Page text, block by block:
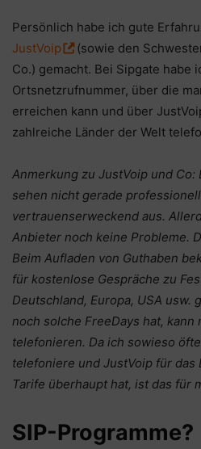
Persönlich habe ich gute
JustVoip
(sowie den
Co.) gemacht. Bei Sipgate habe
Ortsnetzrufnummer, über die
erreichen kann und über
zahlreiche Länder der Welt
Anmerkung zu JustVoip und
sehen nicht gerade
vertrauenserweckend aus.
Anbieter noch keine Probleme.
Beim Aufladen von Guthaben
für kostenlose Gespräche zu
Deutschland, Europa, USA usw.
noch solche FreeDays hat, kann
telefonieren. Da ich sowieso
telefoniere und JustVoip für das
Tarife überhaupt hat, ist das für
SIP-Programme?